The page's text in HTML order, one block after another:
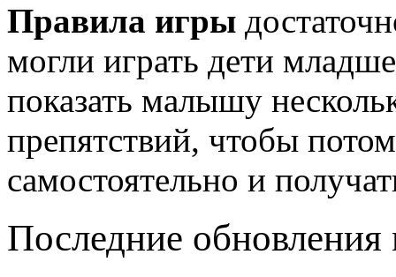
Правила игры
могли играть дети
показать малышу
препятствий, чтобы
самостоятельно и
Последние